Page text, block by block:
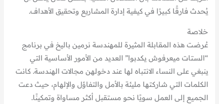
يُحدث فارقًا كبيرًا في كيفية إدارة المشاريع وتحقيق الأهداف.
خلاصة
عُرضت هذه المقابلة المثيرة للمهندسة نرمين باليخ في برنامج
“الستات ميعرفوش يكدبوا” العديد من الأمور الأساسية التي
ينبغي على النساء الانتباه لها عند دخولهن مجالات الهندسة. كانت
الكلمات التي شاركتها مليئة بالأمل والتفاؤل والإلهام، حيث دعت
الجميع إلى العمل سويًا نحو مستقبل أكثر مساواة وتمكينًا.